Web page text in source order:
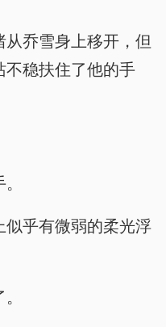
乔雪身上移开，但
不稳扶住了他的手
似乎有微弱的柔光浮